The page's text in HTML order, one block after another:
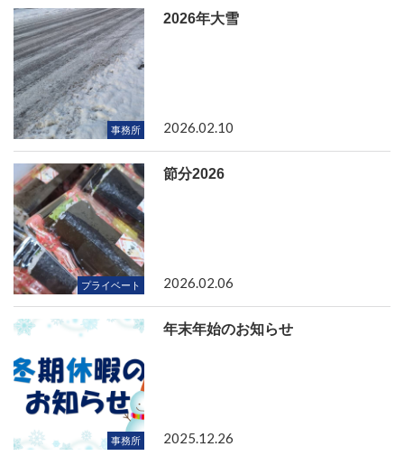
事務所
2026年大雪
2026.02.10
プライベート
節分2026
2026.02.06
事務所
年末年始のお知らせ
2025.12.26